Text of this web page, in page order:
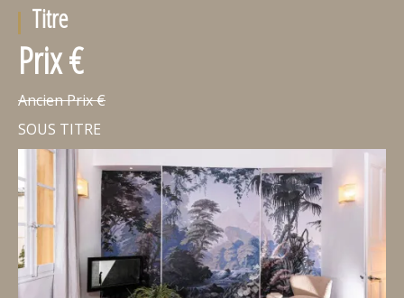
Titre
Prix €
Ancien Prix €
SOUS TITRE